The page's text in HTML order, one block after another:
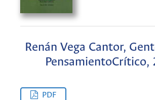
Renán Vega Cantor,
PDF